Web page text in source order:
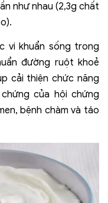
như nhau (2,3g chất
vi khuẩn sống trong
đường ruột khoẻ
cải thiện chức năng
của hội chứng
bệnh chàm và táo